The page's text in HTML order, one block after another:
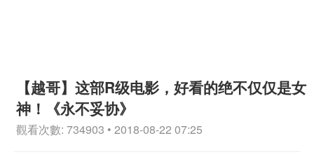
【越哥】这部R级电影，好看的绝不仅仅是女
神！《永不妥协》
觀看次數: 734903 • 2018-08-22 07:25